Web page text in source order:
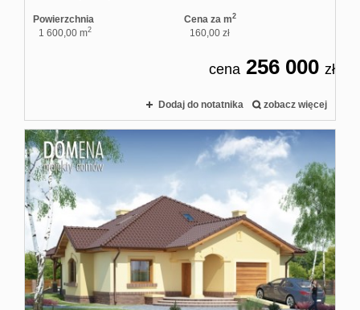
Powierzchnia
1 600,00 m2
Cena za m2
160,00 zł
cena 256 000 zł
Dodaj do notatnika zobacz więcej